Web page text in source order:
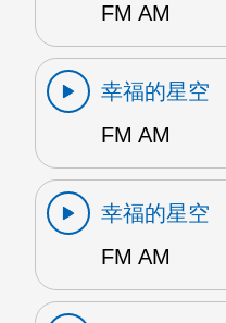
FM AM
幸福的星空
FM AM
幸福的星空
FM AM